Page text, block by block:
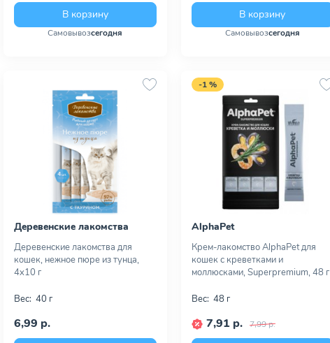
В корзину
Самовывозсегодня
В корзину
Самовывозсегодня
Деревенские лакомства
Деревенские лакомства для
кошек, нежное пюре из тунца,
4х10 г
Вес: 40 г
6,99 р.
-1 %
AlphaPet
Крем-лакомство AlphaPet для
кошек с креветками и
моллюсками, Superpremium, 48 г
Вес: 48 г
7,91 р. 7,99 р.